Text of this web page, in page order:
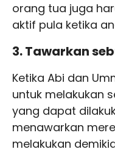
orang tua juga
aktif pula ketika
3. Tawarkan
Ketika Abi dan
untuk melakukan
yang dapat
menawarkan
melakukan